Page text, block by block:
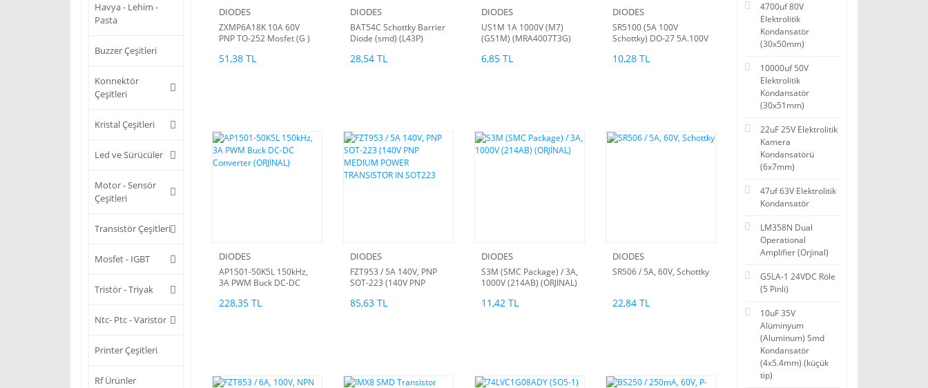
Havya - Lehim -
Pasta
Buzzer Çeşitleri
Konnektör
Çeşitleri
Kristal Çeşitleri
Led ve Sürücüler
Motor - Sensör
Çeşitleri
Transistör Çeşitleri
Mosfet - IGBT
Tristör - Triyak
Ntc- Ptc - Varistör
Printer Çeşitleri
Rf Ürünler
DIODES
ZXMP6A18K 10A 60V
PNP TO-252 Mosfet (G )
51,38 TL
DIODES
BAT54C Schottky Barrier
Diode (smd) (L43P)
28,54 TL
DIODES
US1M 1A 1000V (M7)
(GS1M) (MRA4007T3G)
U.FAST Single 1A 1000V
6,85 TL
DIODES
SR5100 (5A 100V
Schottky) DO-27 5A.100V
10,28 TL
DIODES
AP1501-50K5L 150kHz,
3A PWM Buck DC-DC
228,35 TL
DIODES
FZT953 / 5A 140V, PNP
SOT-223 (140V PNP
TRANSISTOR IN SOT223
85,63 TL
DIODES
S3M (SMC Package) / 3A,
1000V (214AB) (ORJİNAL)
11,42 TL
DIODES
SR506 / 5A, 60V, Schottky
22,84 TL
4700uf 80V
Elektrolitik
Kondansatör
(30x50mm)
10000uf 50V
Elektrolitik
Kondansatör
(30x51mm)
22uF 25V Elektrolitik
Kamera
Kondansatörü
(6x7mm)
47uf 63V Elektrolitik
Kondansatör
LM358N Dual
Operational
Amplifier (Orjinal)
G5LA-1 24VDC Röle
(5 Pinli)
10uF 35V
Alüminyum
(Aluminum) Smd
Kondansatör
(4x5.4mm) (küçük
tip)